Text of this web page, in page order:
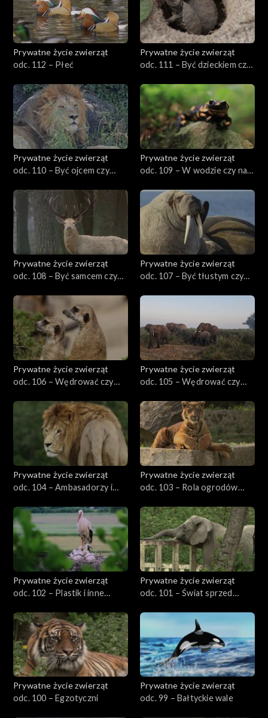
Prywatne życie zwierząt
odc. 112 – Płeć
Prywatne życie zwierząt
odc. 111 – Być dzieckiem czy
Prywatne życie zwierząt
odc. 110 – Być ojcem czy
Prywatne życie zwierząt
odc. 109 – W wodzie czy na
Prywatne życie zwierząt
odc. 108 – Być samcem czy
Prywatne życie zwierząt
odc. 107 – Być tłustym czy
Prywatne życie zwierząt
odc. 106 – Wędrować czy
Prywatne życie zwierząt
odc. 105 – Wędrować czy
Prywatne życie zwierząt
odc. 104 – Ambasadorzy i
Prywatne życie zwierząt
odc. 103 – Rola ogrodów
Prywatne życie zwierząt
odc. 102 – Plastik i inne
Prywatne życie zwierząt
odc. 101 – Świat sprzed
Prywatne życie zwierząt
odc. 100 – Egzotyczni
Prywatne życie zwierząt
odc. 99 – Bałtyckie wale